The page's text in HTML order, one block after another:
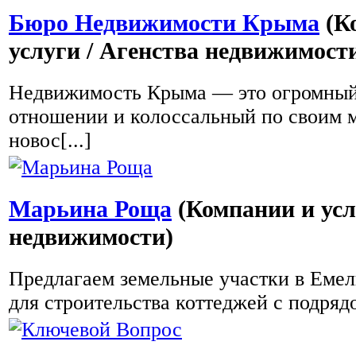
Бюро Недвижимости Крыма
услуги / Агенства
Недвижимость Крыма — это
отношении и колоссальный по своим
новос[...]
Марьина Роща (Компании и
недвижимости)
Предлагаем земельные участки в
для строительства коттеджей с